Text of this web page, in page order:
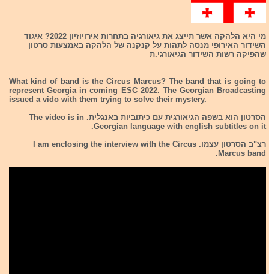
מי היא הלהקה אשר תייצג את גיאורגיה בתחרות אירויוזיון 2022? איגוד
השידור האירופי מנסה לתהות על קנקנה של הלהקה באמצעות סרטון
שהפיקה רשות השידור הגיאורגי.ת
What kind of band is the Circus Marcus? The band that is going to
represent Georgia in coming ESC 2022. The Georgian Broadcasting
issued a vido with them trying to solve their mystery.
הסרטון הוא בשפה הגיאורגית עם כיתוביות באנגלית. The video is in
Georgian language with english subtitles on it.
רצ"ב הסרטון עצמו. I am enclosing the interview with the Circus
Marcus band.